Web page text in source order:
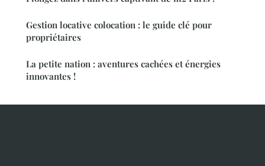
Gestion locative colocation : le guide clé pour
propriétaires
La petite nation : aventures cachées et énergies
innovantes !